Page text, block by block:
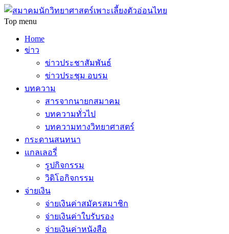
Top menu
Home
ข่าว
ข่าวประชาสัมพันธ์
ข่าวประชุม อบรม
บทความ
สารจากนายกสมาคม
บทความทั่วไป
บทความทางวิทยาศาสตร์
กระดานสนทนา
แกลเลอรี่
รูปกิจกรรม
วิดิโอกิจกรรม
จ่ายเงิน
จ่ายเงินค่าสมัครสมาชิก
จ่ายเงินค่าใบรับรอง
จ่ายเงินค่าหนังสือ